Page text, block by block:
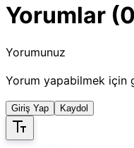
Yorumlar
Yorumunuz
Yorum yapabilmek için
Giriş Yap Kaydol